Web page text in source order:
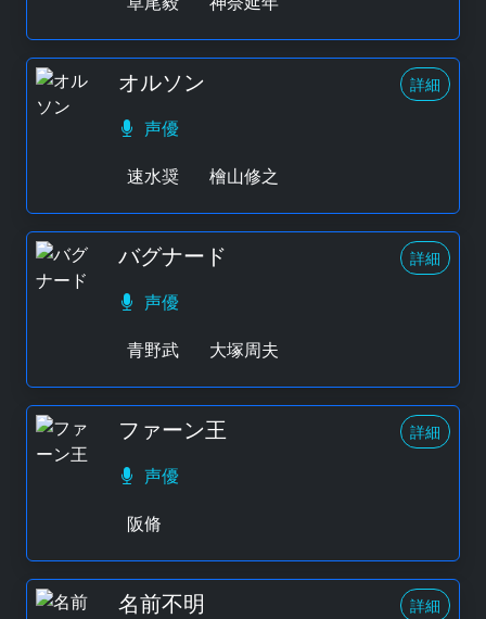
オルソン 詳細
声優
速水奨
檜山修之
バグナード 詳細
声優
青野武
大塚周夫
ファーン王 詳細
声優
阪脩
名前不明 詳細